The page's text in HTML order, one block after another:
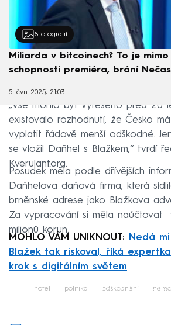
8 fotografií
Miliarda v bitcoinech? To je
schopnosti premiéra, brání
5. čvn 2025, 21:03
„Vše mohlo být vyřešeno před 20
existovalo rozhodnutí, že Česko
vyplatit řádově menší odškodné.
se vložil Daňhel s Blažkem,“ tvrdí
Kverulant.org.
Posudek měla podle dřívějších
Daňhelova daňová firma, která
brněnské adrese jako Blažkova
Za vypracování si měla naúčtovat
milionů korun.
MOHLO VÁM UNIKNOUT:
Nedá
Blažek tak riskoval, říká
krok s digitálním světem
Failed to
hotel politika odškodnění